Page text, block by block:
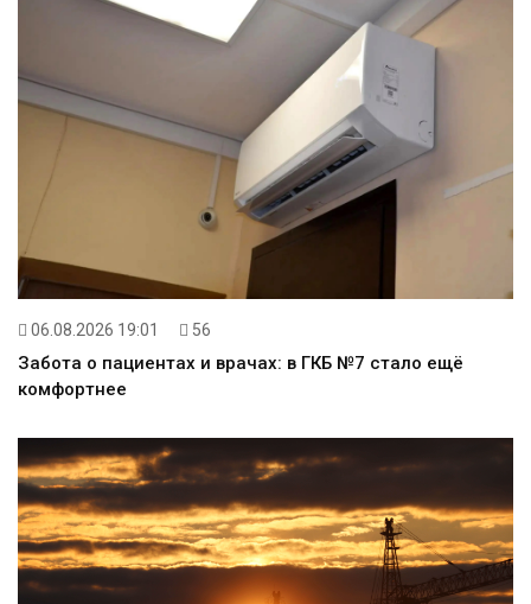
06.08.2026 19:01 56
Забота о пациентах и врачах: в ГКБ №7 стало ещё
комфортнее